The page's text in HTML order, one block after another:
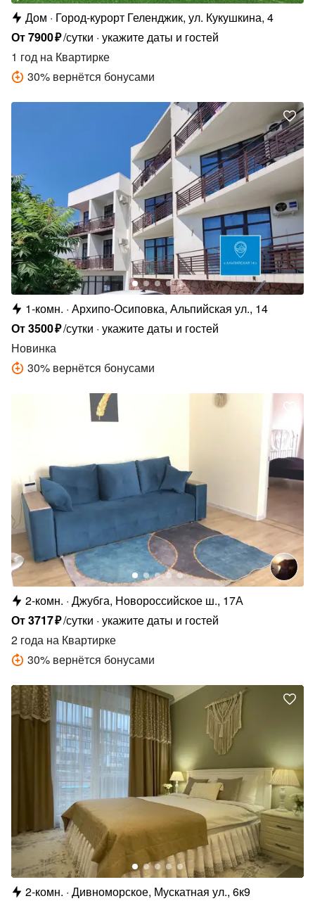
Дом
Город-курорт Геленджик, ул. Кукушкина, 4
От7900₽/сутки укажите даты и гостей
1 год на Квартирке
30% вернётся бонусами
1-комн. Архипо-Осиповка, Альпийская ул., 14
От3500₽/сутки укажите даты и гостей
Новинка
30% вернётся бонусами
2-комн. Джубга, Новороссийское ш., 17А
От3717₽/сутки укажите даты и гостей
2 года на Квартирке
30% вернётся бонусами
2-комн. Дивноморское, Мускатная ул., 6к9